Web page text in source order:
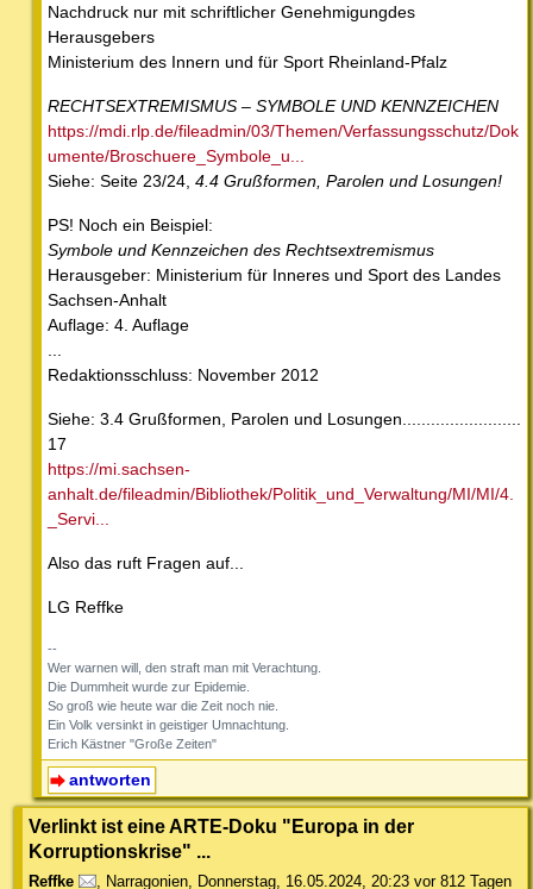
Nachdruck nur mit schriftlicher Genehmigungdes
Herausgebers
Ministerium des Innern und für Sport Rheinland-Pfalz
RECHTSEXTREMISMUS – SYMBOLE UND KENNZEICHEN
https://mdi.rlp.de/fileadmin/03/Themen/Verfassungsschutz/Dok
umente/Broschuere_Symbole_u...
Siehe: Seite 23/24, 4.4 Grußformen, Parolen und Losungen!
PS! Noch ein Beispiel:
Symbole und Kennzeichen des Rechtsextremismus
Herausgeber: Ministerium für Inneres und Sport des Landes
Sachsen-Anhalt
Auflage: 4. Auflage
Redaktionsschluss: November 2012
Siehe: 3.4 Grußformen, Parolen und Losungen.........................
17
https://mi.sachsen-
anhalt.de/fileadmin/Bibliothek/Politik_und_Verwaltung/MI/MI/4.
_Servi...
Also das ruft Fragen auf...
LG Reffke
--
Wer warnen will, den straft man mit Verachtung.
Die Dummheit wurde zur Epidemie.
So groß wie heute war die Zeit noch nie.
Ein Volk versinkt in geistiger Umnachtung.
Erich Kästner "Große Zeiten"
antworten
Verlinkt ist eine ARTE-Doku "Europa in der
Korruptionskrise" ...
Reffke , Narragonien, Donnerstag, 16.05.2024, 20:23 vor 812 Tagen